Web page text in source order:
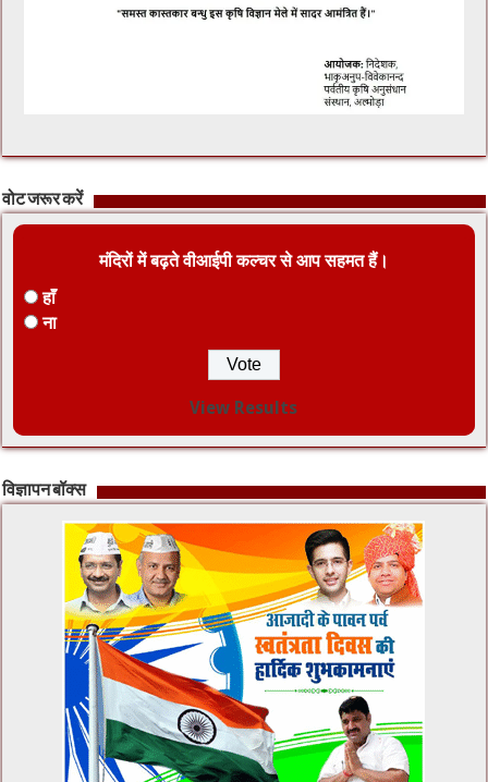
वोट जरूर करें
मंदिरों में बढ़ते वीआईपी कल्चर से आप सहमत हैं।
हाँ
ना
View Results
विज्ञापन बॉक्स